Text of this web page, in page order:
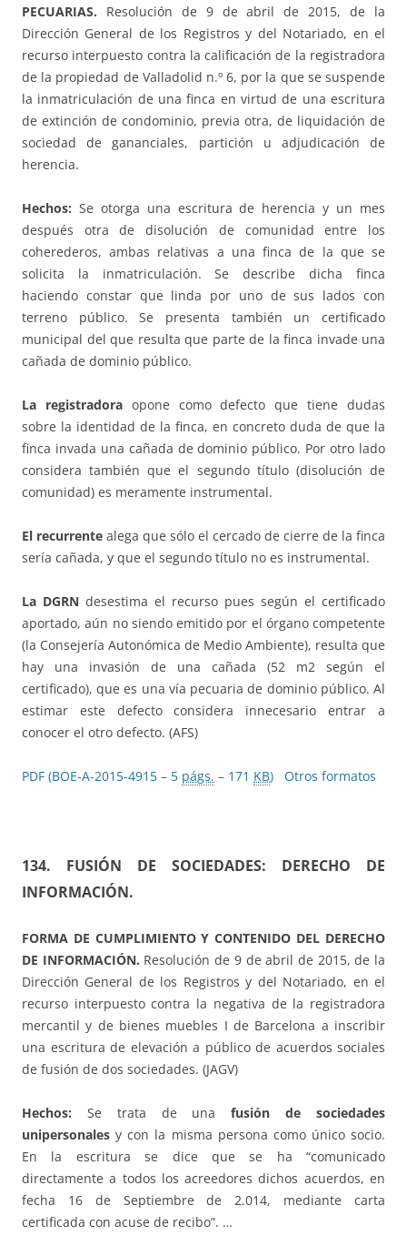
PECUARIAS. Resolución de 9 de abril de 2015, de la
Dirección General de los Registros y del Notariado, en el
recurso interpuesto contra la calificación de la registradora
de la propiedad de Valladolid n.º 6, por la que se suspende
la inmatriculación de una finca en virtud de una escritura
de extinción de condominio, previa otra, de liquidación de
sociedad de gananciales, partición u adjudicación de
herencia.
Hechos: Se otorga una escritura de herencia y un mes
después otra de disolución de comunidad entre los
coherederos, ambas relativas a una finca de la que se
solicita la inmatriculación. Se describe dicha finca
haciendo constar que linda por uno de sus lados con
terreno público. Se presenta también un certificado
municipal del que resulta que parte de la finca invade una
cañada de dominio público.
La registradoraopone como defecto que tiene dudas
sobre la identidad de la finca, en concreto duda de que la
finca invada una cañada de dominio público. Por otro lado
considera también que el segundo título (disolución de
comunidad) es meramente instrumental.
El recurrente alega que sólo el cercado de cierre de la finca
sería cañada, y que el segundo título no es instrumental.
La DGRN desestima el recurso pues según el certificado
aportado, aún no siendo emitido por el órgano competente
(la Consejería Autonómica de Medio Ambiente), resulta que
hay una invasión de una cañada (52 m2 según el
certificado), que es una vía pecuaria de dominio público. Al
estimar este defecto considera innecesario entrar a
conocer el otro defecto. (AFS)
PDF (BOE-A-2015-4915 – 5 págs. – 171 KB) Otros formatos
134. FUSIÓN DE SOCIEDADES: DERECHO DE
INFORMACIÓN.
FORMA DE CUMPLIMIENTO Y CONTENIDO DEL DERECHO
DE INFORMACIÓN. Resolución de 9 de abril de 2015, de la
Dirección General de los Registros y del Notariado, en el
recurso interpuesto contra la negativa de la registradora
mercantil y de bienes muebles I de Barcelona a inscribir
una escritura de elevación a público de acuerdos sociales
de fusión de dos sociedades. (JAGV)
Hechos: Se trata de unafusión de sociedades
unipersonales y con la misma persona como único socio.
En la escritura se dice que se ha “comunicado
directamente a todos los acreedores dichos acuerdos, en
fecha 16 de Septiembre de 2.014, mediante carta
certificada con acuse de recibo”. …